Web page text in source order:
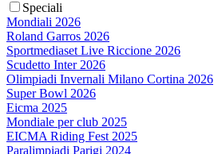
Speciali
Mondiali 2026
Roland Garros 2026
Sportmediaset Live Riccione 2026
Scudetto Inter 2026
Olimpiadi Invernali Milano Cortina 2026
Super Bowl 2026
Eicma 2025
Mondiale per club 2025
EICMA Riding Fest 2025
Paralimpiadi Parigi 2024